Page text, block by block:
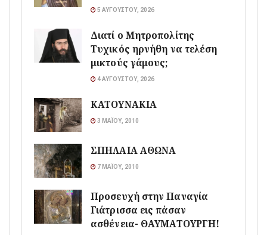
5 ΑΥΓΟΎΣΤΟΥ, 2026
Διατί ο Μητροπολίτης
Τυχικός ηρνήθη να τελέση
μικτούς γάμους;
4 ΑΥΓΟΎΣΤΟΥ, 2026
ΚΑΤΟΥΝΑΚΙΑ
3 ΜΑΪ́ΟΥ, 2010
ΣΠΗΛΑΙΑ ΑΘΩΝΑ
7 ΜΑΪ́ΟΥ, 2010
Προσευχή στην Παναγία
Γιάτρισσα εις πάσαν
ασθένεια- ΘΑΥΜΑΤΟΥΡΓΗ!